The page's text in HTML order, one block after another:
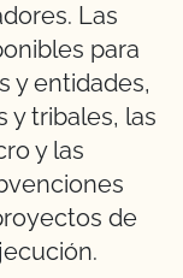
Las
para
y entidades,
y tribales, las
y las
de